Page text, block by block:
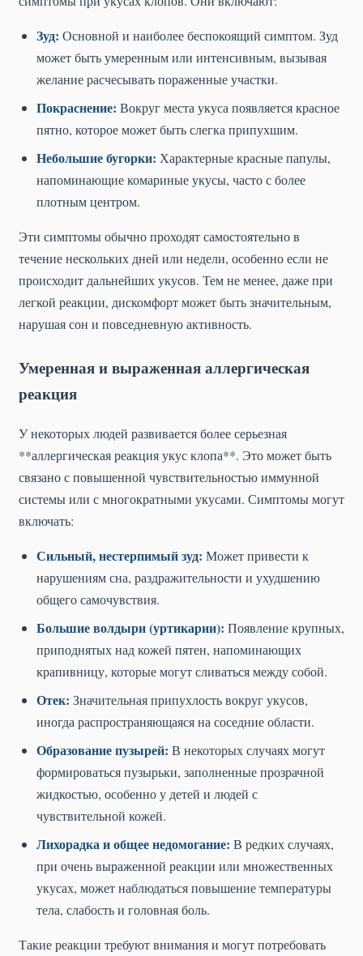
Зуд: Основной и наиболее беспокоящий симптом. Зуд
может быть умеренным или интенсивным, вызывая
желание расчесывать пораженные участки.
Покраснение: Вокруг места укуса появляется красное
пятно, которое может быть слегка припухшим.
Небольшие бугорки: Характерные красные папулы,
напоминающие комариные укусы, часто с более
плотным центром.
Эти симптомы обычно проходят самостоятельно в
течение нескольких дней или недели, особенно если не
происходит дальнейших укусов. Тем не менее, даже при
легкой реакции, дискомфорт может быть значительным,
нарушая сон и повседневную активность.
Умеренная и выраженная аллергическая
реакция
У некоторых людей развивается более серьезная
**аллергическая реакция укус клопа**. Это может быть
связано с повышенной чувствительностью иммунной
системы или с многократными укусами. Симптомы могут
включать:
Сильный, нестерпимый зуд: Может привести к
нарушениям сна, раздражительности и ухудшению
общего самочувствия.
Большие волдыри (уртикарии): Появление крупных,
приподнятых над кожей пятен, напоминающих
крапивницу, которые могут сливаться между собой.
Отек: Значительная припухлость вокруг укусов,
иногда распространяющаяся на соседние области.
Образование пузырей: В некоторых случаях могут
формироваться пузырьки, заполненные прозрачной
жидкостью, особенно у детей и людей с
чувствительной кожей.
Лихорадка и общее недомогание: В редких случаях,
при очень выраженной реакции или множественных
укусах, может наблюдаться повышение температуры
тела, слабость и головная боль.
Такие реакции требуют внимания и могут потребовать